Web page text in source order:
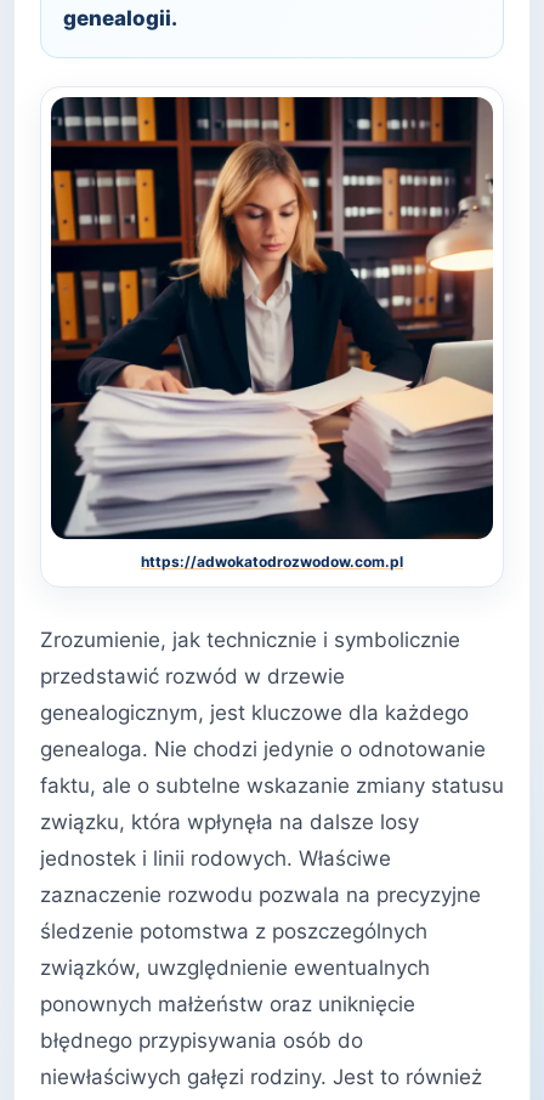
genealogii.
https://adwokatodrozwodow.com.pl
Zrozumienie, jak technicznie i symbolicznie
przedstawić rozwód w drzewie
genealogicznym, jest kluczowe dla każdego
genealoga. Nie chodzi jedynie o odnotowanie
faktu, ale o subtelne wskazanie zmiany statusu
związku, która wpłynęła na dalsze losy
jednostek i linii rodowych. Właściwe
zaznaczenie rozwodu pozwala na precyzyjne
śledzenie potomstwa z poszczególnych
związków, uwzględnienie ewentualnych
ponownych małżeństw oraz uniknięcie
błędnego przypisywania osób do
niewłaściwych gałęzi rodziny. Jest to również